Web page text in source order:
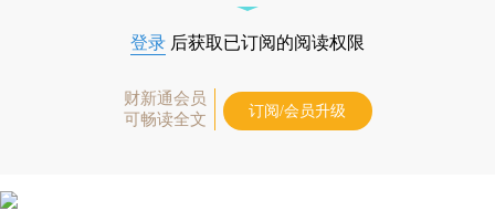
登录 后获取已订阅的阅读权限
财新通会员
可畅读全文
订阅/会员升级